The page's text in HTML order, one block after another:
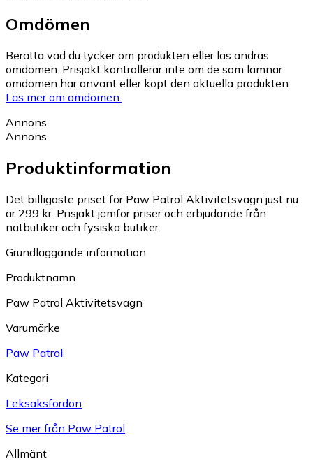
Omdömen
Berätta vad du tycker om produkten eller läs andras
omdömen. Prisjakt kontrollerar inte om de som lämnar
omdömen har använt eller köpt den aktuella produkten.
Läs mer om omdömen.
Annons
Annons
Produktinformation
Det billigaste priset för Paw Patrol Aktivitetsvagn just nu
är 299 kr. Prisjakt jämför priser och erbjudande från
nätbutiker och fysiska butiker.
Grundläggande information
Produktnamn
Paw Patrol Aktivitetsvagn
Varumärke
Paw Patrol
Kategori
Leksaksfordon
Se mer från Paw Patrol
Allmänt